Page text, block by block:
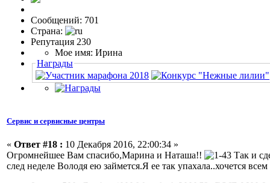
Сообщений: 701
Страна:
Репутация 230
Мое имя: Ирина
Награды
Сервис и сервисные центры
« Ответ #18 : 10 Декабря 2016, 22:00:34 »
Огромнейшее Вам спасибо,Марина и Наташа!!
Так и
след неделе Володя ею займется.Я ее так упахала..хочется